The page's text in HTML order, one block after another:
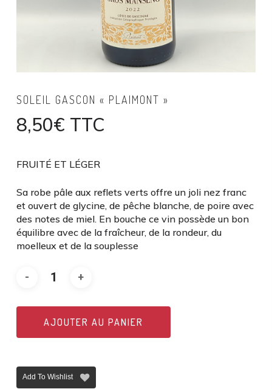
SOLEIL GASCON « PLAIMONT »
8,50€ TTC
FRUITÉ ET LÉGER
Sa robe pâle aux reflets verts offre un joli nez franc
et ouvert de glycine, de pêche blanche, de poire avec
des notes de miel. En bouche ce vin possède un bon
équilibre avec de la fraîcheur, de la rondeur, du
moelleux et de la souplesse
AJOUTER AU PANIER
Add To Wishlist